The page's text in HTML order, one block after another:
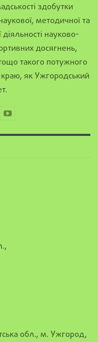
здобутки
методичної та
науково-
досягнень,
такого потужного
як Ужгородський
обл., м. Ужгород,